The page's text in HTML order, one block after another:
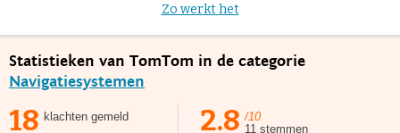
Zo werkt het
Statistieken van TomTom in de categorie
Navigatiesystemen
18 klachten gemeld 2.8 /10
11 stemmen